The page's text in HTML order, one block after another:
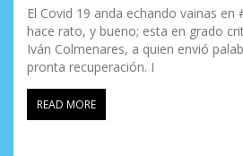
El Covid 19 anda echando vainas en
hace rato, y bueno; esta en grado
Iván Colmenares, a quien envió
pronta recuperación. I
READ MORE